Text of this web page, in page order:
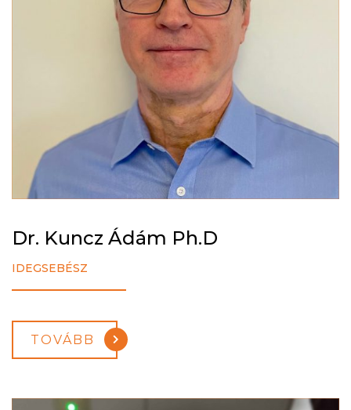
Dr. Kuncz Ádám Ph.D
IDEGSEBÉSZ
TOVÁBB